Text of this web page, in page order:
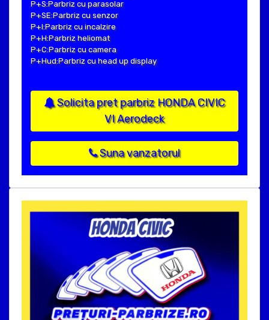
P+S:Parbriz cu parasolar
P+SE:Parbriz cu senzor
P+I:Parbriz cu incalzire
P+H:Parbriz heliomat
P+C:Parbriz cu camera
P+Hud:Parbriz cu head up display
Solicita pret parbriz HONDA CIVIC
VI Aerodeck
Suna vanzatorul